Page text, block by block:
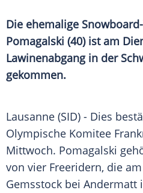
Die ehemalige
Pomagalski (40) ist am
Lawinenabgangin der
gekommen.
Lausanne (SID) - Dies
Olympische Komitee
Mittwoch. Pomagalski
von vier Freeridern, die
Gemsstock bei Andermatt